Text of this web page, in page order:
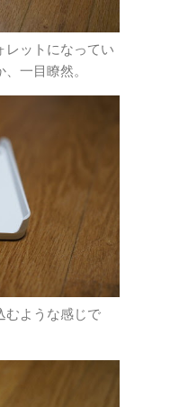
レットになってい
一目瞭然。
むような感じで